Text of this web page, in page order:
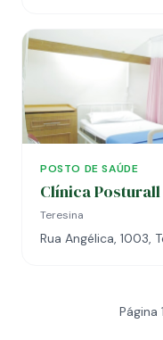
POSTO DE SAÚDE
Clínica Posturall
Teresina
Rua Angélica, 1003,
Página